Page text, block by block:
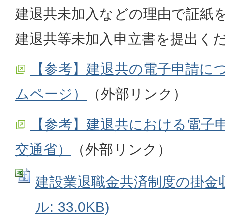
建退共未加入などの理由で証紙
建退共等未加入申立書を提出く
【参考】建退共の電子申請に
ムページ）
（外部リンク）
【参考】建退共における電子
交通省）
（外部リンク）
建設業退職金共済制度の掛
ル: 33.0KB)